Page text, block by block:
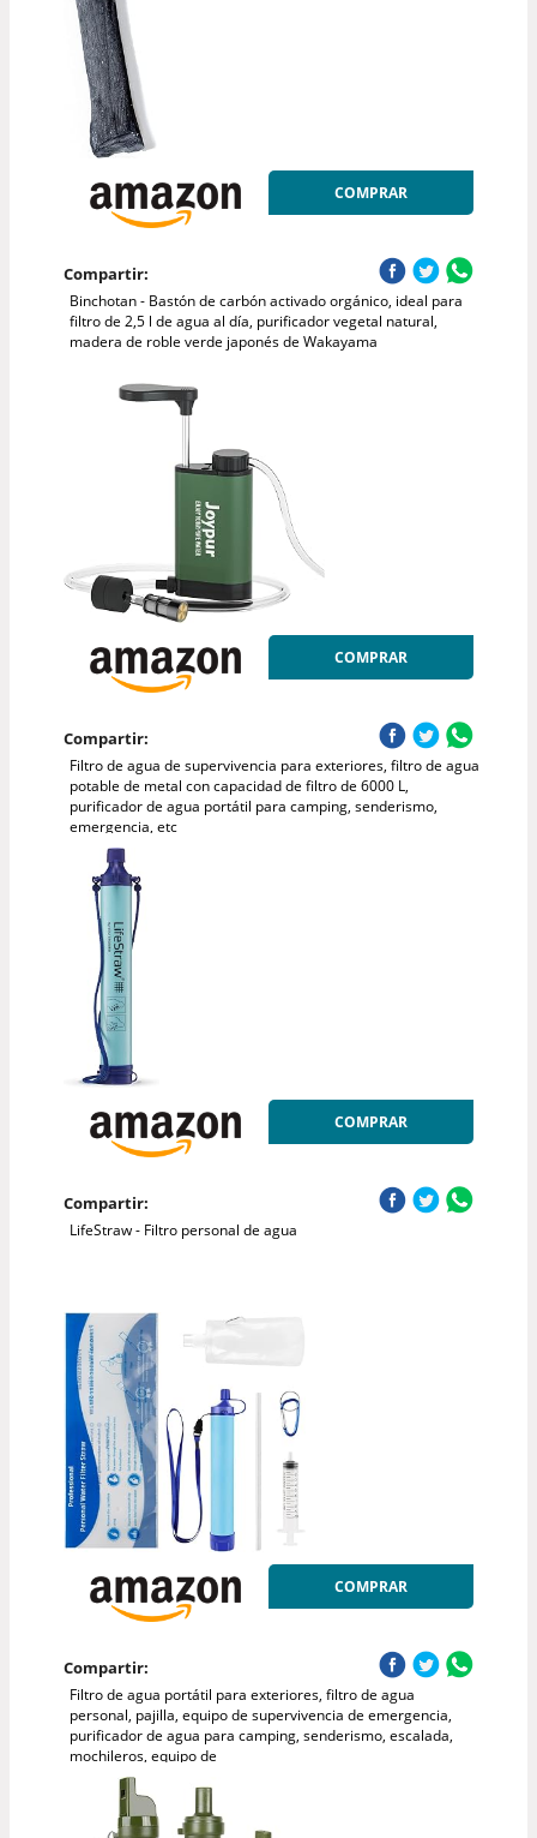
COMPRAR
Compartir:
Binchotan - Bastón de carbón activado orgánico, ideal para
filtro de 2,5 l de agua al día, purificador vegetal natural,
madera de roble verde japonés de Wakayama
COMPRAR
Compartir:
Filtro de agua de supervivencia para exteriores, filtro de agua
potable de metal con capacidad de filtro de 6000 L,
purificador de agua portátil para camping, senderismo,
emergencia, etc
COMPRAR
Compartir:
LifeStraw - Filtro personal de agua
COMPRAR
Compartir:
Filtro de agua portátil para exteriores, filtro de agua
personal, pajilla, equipo de supervivencia de emergencia,
purificador de agua para camping, senderismo, escalada,
mochileros, equipo de